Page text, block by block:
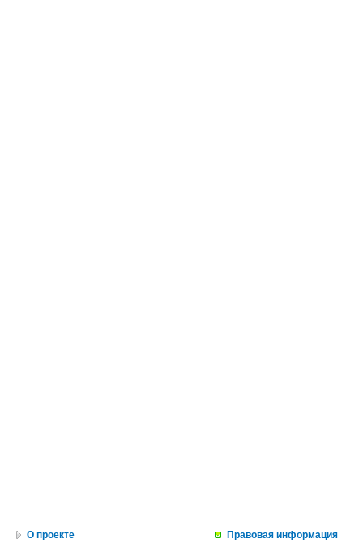
О проекте Правовая информация